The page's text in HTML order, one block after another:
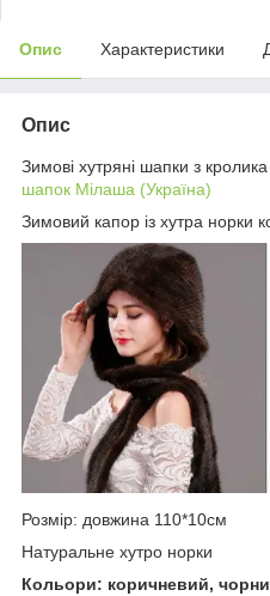
Опис Характеристики
Опис
Зимові хутряні шапки з
шапок Мілаша (Україна)
Зимовий капор із хутра норки
Розмір: довжина 110*10см
Натуральне хутро норки
Кольори: коричневий,